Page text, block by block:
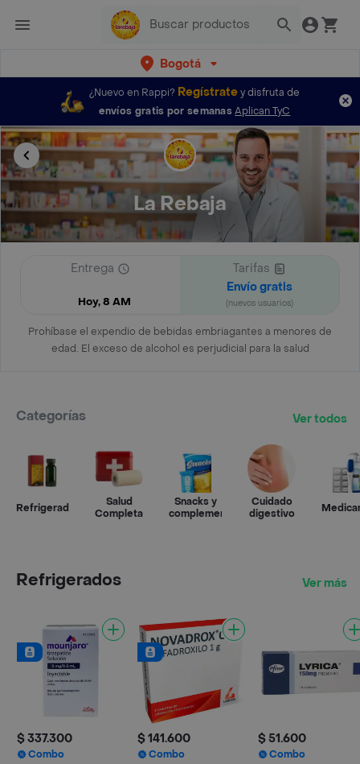
Bogotá
¿Nuevo en Rappi? Regístratey disfruta de
envíos gratis por semanas Aplican TyC
La Rebaja
Entrega
Hoy, 8 AM
Tarifas
Envío gratis
(nuevos usuarios)
Prohíbase el expendio de bebidas embriagantes a menores de
edad. El exceso de alcohol es perjudicial para la salud
Categorías Ver todos
Refrigerados
Salud
Completa
Snacks y
complementos
Cuidado
digestivo
Refrigerados Ver más
$ 337.300
Combo
$ 141.600
Combo
$ 51.600
Combo